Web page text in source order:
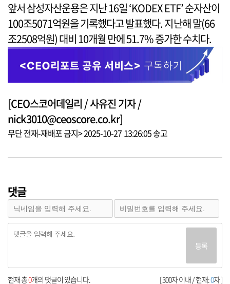
앞서 삼성자산운용은 지난 16일 ‘KODEX ETF’ 순자산이
100조5071억원을 기록했다고 발표했다. 지난해 말(66
조2508억원) 대비 10개월 만에 51.7% 증가한 수치다.
[CEO스코어데일리 / 사유진 기자 /
nick3010@ceoscore.co.kr]
무단 전재-재배포 금지> 2025-10-27 13:26:05 송고
댓글
등록
[ 300자 이내 / 현재:0자 ]
현재 총0개의 댓글이 있습니다.